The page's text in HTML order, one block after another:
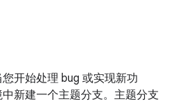
开始处理 bug 或实现新功
新建一个主题分支。主题分支